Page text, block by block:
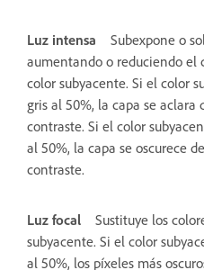
Luz intensa
Subexpone o
aumentando o reduciendo el
color subyacente. Si el color
gris al 50%, la capa se
contraste. Si el color
al 50%, la capa se oscurece
contraste.
Luz focal
Sustituye los
subyacente. Si el color
al 50%, los píxeles más